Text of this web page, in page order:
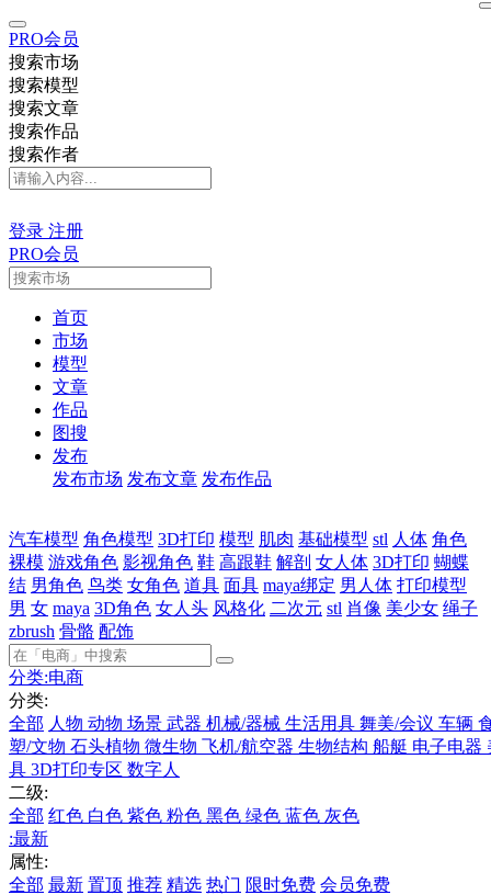
PRO会员
搜索市场
搜索模型
搜索文章
搜索作品
搜索作者
登录 注册
PRO会员
首页
市场
模型
文章
作品
图搜
发布
发布市场 发布文章 发布作品
汽车模型 角色模型 3D打印 模型 肌肉 基础模型 stl 人体 角色
裸模 游戏角色 影视角色 鞋 高跟鞋 解剖 女人体 3D打印 蝴蝶
结 男角色 鸟类 女角色 道具 面具 maya绑定 男人体 打印模型
男 女 maya 3D角色 女人头 风格化 二次元 stl 肖像 美少女 绳子
zbrush 骨骼 配饰
分类:电商
分类:
全部 人物 动物 场景 武器 机械/器械 生活用具 舞美/会议 车辆
塑/文物 石头植物 微生物 飞机/航空器 生物结构 船艇 电子电器
具 3D打印专区 数字人
二级:
全部 红色 白色 紫色 粉色 黑色 绿色 蓝色 灰色
:最新
属性:
全部 最新 置顶 推荐 精选 热门 限时免费 会员免费